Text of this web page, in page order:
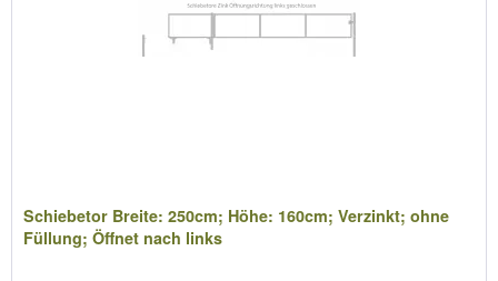
Schiebetor Breite: 250cm; Höhe: 160cm; Verzinkt; ohne
Füllung; Öffnet nach links